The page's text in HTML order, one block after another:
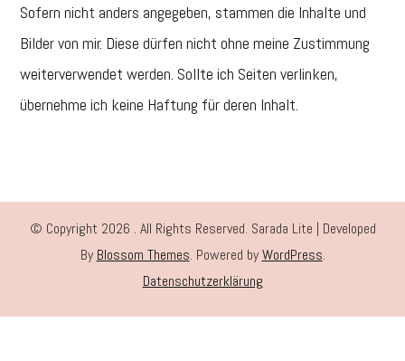
Sofern nicht anders angegeben, stammen die Inhalte und
Bilder von mir. Diese dürfen nicht ohne meine Zustimmung
weiterverwendet werden. Sollte ich Seiten verlinken,
übernehme ich keine Haftung für deren Inhalt.
© Copyright 2026 . All Rights Reserved. Sarada Lite | Developed
By Blossom Themes. Powered byWordPress.
Datenschutzerklärung